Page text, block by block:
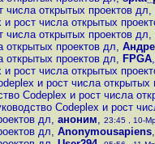
числа открытых проектов дл,
рост числа открытых
числа открытых проектов дл,
открытых проектов дл,
открытых проектов дл, FPGA,
рост числа открытых
и рост числа открытых
Codeplex и рост числа
Codeplex и рост
дл, аноним, 23:45 , 10-
дл, Anonymousapiens,